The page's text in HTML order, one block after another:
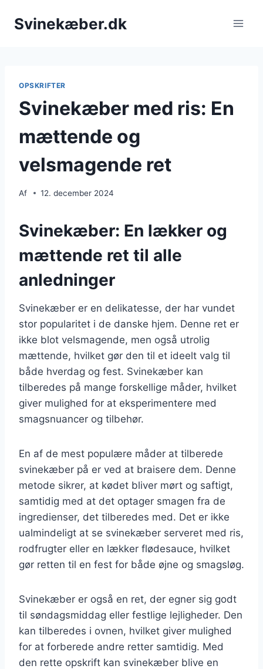
Svinekæber.dk
OPSKRIFTER
Svinekæber med ris: En
mættende og
velsmagende ret
Af 12. december 2024
Svinekæber: En lækker og
mættende ret til alle
anledninger
Svinekæber er en delikatesse, der har vundet
stor popularitet i de danske hjem. Denne ret er
ikke blot velsmagende, men også utrolig
mættende, hvilket gør den til et ideelt valg til
både hverdag og fest. Svinekæber kan
tilberedes på mange forskellige måder, hvilket
giver mulighed for at eksperimentere med
smagsnuancer og tilbehør.
En af de mest populære måder at tilberede
svinekæber på er ved at braisere dem. Denne
metode sikrer, at kødet bliver mørt og saftigt,
samtidig med at det optager smagen fra de
ingredienser, det tilberedes med. Det er ikke
ualmindeligt at se svinekæber serveret med ris,
rodfrugter eller en lækker flødesauce, hvilket
gør retten til en fest for både øjne og smagsløg.
Svinekæber er også en ret, der egner sig godt
til søndagsmiddag eller festlige lejligheder. Den
kan tilberedes i ovnen, hvilket giver mulighed
for at forberede andre retter samtidig. Med
den rette opskrift kan svinekæber blive en